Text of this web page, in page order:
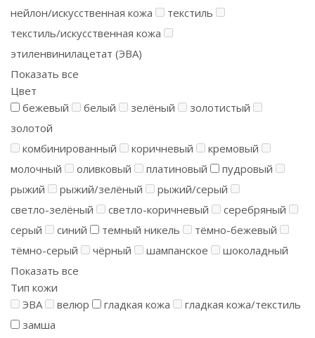
нейлон/искусственная кожа
текстиль
текстиль/искусственная кожа
этиленвинилацетат (ЭВА)
Показать все
Цвет
бежевый
белый зелёный
золотистый
золотой
комбинированный
коричневый
кремовый
молочный
оливковый платиновый
пудровый
рыжий
рыжий/зелёный
рыжий/серый
светло-зелёный
светло-коричневый
серебряный
серый
синий темный никель
тёмно-бежевый
тёмно-серый
чёрный шампанское
шоколадный
Показать все
Тип кожи
ЭВА
велюр гладкая кожа
гладкая кожа/текстиль
замша